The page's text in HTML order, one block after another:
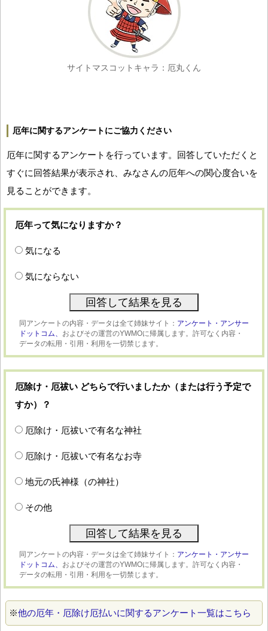
サイトマスコットキャラ：厄丸くん
厄年に関するアンケートにご協力ください
厄年に関するアンケートを行っています。回答していただくと
すぐに回答結果が表示され、みなさんの厄年への関心度合いを
見ることができます。
厄年って気になりますか？
気になる
気にならない
同アンケートの内容・データは全て姉妹サイト： アンケート・アンサー
ドットコム、 およびその運営のYWMOに帰属します。許可なく内容・
データの転用・引用・利用を一切禁じます。
厄除け・厄祓い どちらで行いましたか（または行う予定で
すか）？
厄除け・厄祓いで有名な神社
厄除け・厄祓いで有名なお寺
地元の氏神様（の神社）
その他
同アンケートの内容・データは全て姉妹サイト： アンケート・アンサー
ドットコム、 およびその運営のYWMOに帰属します。許可なく内容・
データの転用・引用・利用を一切禁じます。
※他の厄年・厄除け厄払いに関するアンケート一覧はこちら